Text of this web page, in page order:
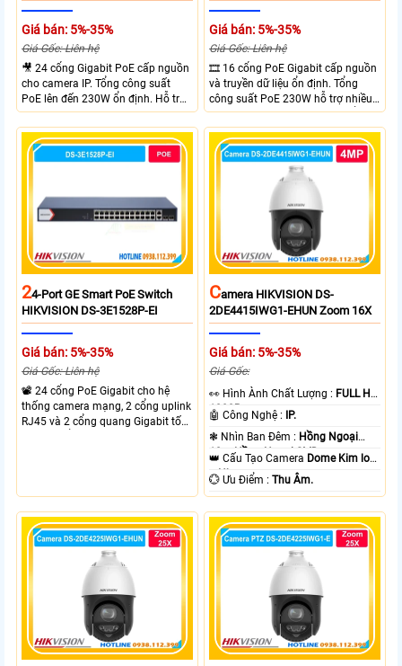
Giá bán: 5%-35%
Giá Gốc: Liên hệ
🎥 24 cổng Gigabit PoE cấp nguồn
cho camera IP. Tổng công suất
PoE lên đến 230W ổn định. Hỗ trợ
truyền PoE xa đến 300 mét. Băng
thông chuyển mạch đạt 68 Gbps
mạnh mẽ.
Giá bán: 5%-35%
Giá Gốc: Liên hệ
🎞 16 cổng PoE Gigabit cấp nguồn
và truyền dữ liệu ổn định. Tổng
công suất PoE 230W hỗ trợ nhiều
thiết bị cùng lúc. Tốc độ chuyển
mạch 68Gbps đảm bảo hiệu suất
cao ổn định. Hỗ trợ truyền PoE xa
lên đến 300m cho hệ thống
24-Port GE Smart PoE Switch
HIKVISION DS-3E1528P-EI
Giá bán: 5%-35%
Giá Gốc: Liên hệ
📽 24 cổng PoE Gigabit cho hệ
thống camera mạng, 2 cổng uplink
RJ45 và 2 cổng quang Gigabit tốc
CAmera HIKVISION DS-
2DE4415IWG1-EHUN Zoom 16X
Giá bán: 5%-35%
Giá Gốc:
️👀 Hình Ành Chất Lượng : FULL HD
1080P .
🤖️ Công Nghệ :
IP.
❃ Nhìn Ban Đêm : Hồng Ngoại
10m Hồng Ngoại SMD.
👑 Cấu Tạo Camera Dome Kim loại
+ Nhựa.
️💮 Ưu Điểm :Thu Âm.